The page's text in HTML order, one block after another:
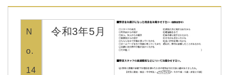
N
o.
14
令和3年5月